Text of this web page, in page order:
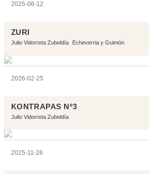
2025-08-12
ZURI
Julio Vidorreta Zubeldía Echeverria y Guimón
2026-02-25
KONTRAPAS Nº3
Julio Vidorreta Zubeldía
2025-11-26